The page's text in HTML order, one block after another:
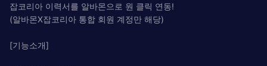
잡코리아 이력서를 알바몬으로 원 클릭 연동!
(알바몬X잡코리아 통합 회원 계정만 해당)
[기능소개]